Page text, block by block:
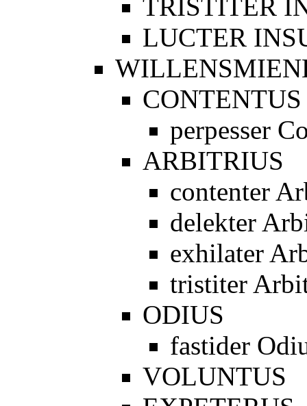
TRISTITER
LUCTER
CONTENTUS
perpesser
ARBITRIUS
contenter
delekter
exhilater
tristiter
ODIUS
fastider
VOLUNTUS